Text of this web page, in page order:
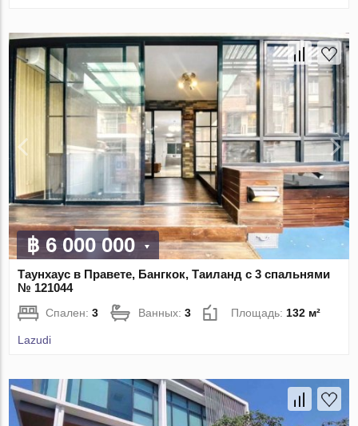
฿ 6 000 000
Таунхаус в Правете, Бангкок, Таиланд с 3 спальнями
№ 121044
Спален:3 Ванных:3 Площадь: 132 м²
Lazudi